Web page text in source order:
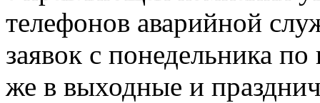
телефонов аварийной
заявок с понедельника
же в выходные и